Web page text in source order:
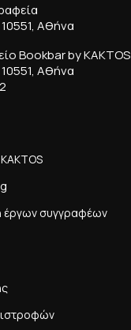
Αθήνα
Bookbar by KAKTOS
Αθήνα
έργων συγγραφέων